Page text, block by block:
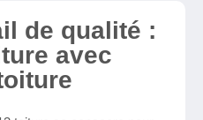
de qualité :
avec